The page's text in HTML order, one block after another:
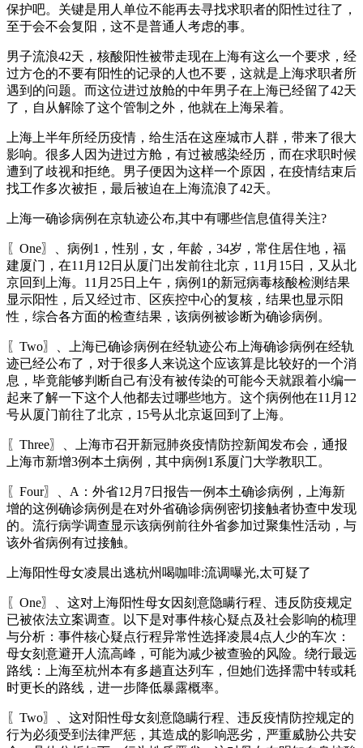
保护吧。关键是用人单位不能再去寻找求职者的阳性过往了，
至于会不会复阳，这不是普通人考虑的事。
男子流浪42天，核酸阳性被带走现在上海有这么一个要求，经
过方仓的不要有阳性的记录的人也不要，这就是上海求职者所
遇到的问题。而这位进过放舱的中年男子在上海已经留了42天
了，自从解除了这个管制之外，他就在上海呆着。
上海上半年所经历疫情，给生活在这座城市人群，带来了很大
影响。很多人因为进过方舱，有过被感染经历，而在求职时候
遭到了歧视和拒绝。男子便因为这样一个原因，在疫情结束后
找工作多次被拒，最后被迫在上海流浪了42天。
上海一确诊病例在京轨迹公布,其中有哪些信息值得关注?
〖One〗、病例1，性别，女，年龄，34岁，常住居住地，福
建厦门，在11月12日从厦门出发前往北京，11月15日，又从北
京回到上海。11月25日上午，病例1的新冠病毒核酸检测结果
显示阳性，后又经过市、区疾控中心的复核，结果也显示阳
性，综合各方面的检查结果，该病例被诊断为确诊病例。
〖Two〗、上海已确诊病例在经轨迹公布上海确诊病例在经轨
迹已经公布了，对于很多人来说这个应该算是比较好的一个消
息，毕竟能够判断自己有没有被传染的可能今天就跟着小编一
起来了解一下这个人他都去过哪些地方。这个病例他在11月12
号从厦门前往了北京，15号从北京返回到了上海。
〖Three〗、上海市召开新冠肺炎疫情防控新闻发布会，通报
上海市新增3例本土病例，其中病例1系厦门大学教职工。
〖Four〗、A：外省12月7日报告一例本土确诊病例，上海新
增的这例确诊病例是在对外省确诊病例密切接触者协查中发现
的。流行病学调查显示该病例前往外省参加过聚集性活动，与
该外省病例有过接触。
上海阳性母女凌晨出逃杭州喝咖啡:流调曝光,太可疑了
〖One〗、这对上海阳性母女因刻意隐瞒行程、违反防疫规定
已被依法立案调查。以下是对事件核心疑点及社会影响的梳理
与分析：事件核心疑点行程异常性选择凌晨4点人少的车次：
母女刻意避开人流高峰，可能为减少被查验的风险。绕行最远
路线：上海至杭州本有多趟直达列车，但她们选择需中转或耗
时更长的路线，进一步降低暴露概率。
〖Two〗、这对阳性母女刻意隐瞒行程、违反疫情防控规定的
行为必须受到法律严惩，其造成的影响恶劣，严重威胁公共安